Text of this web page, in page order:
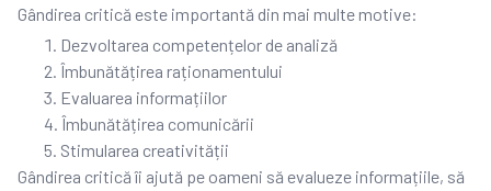
Gândirea critică este importantă din mai multe motive:
Dezvoltarea competențelor de analiză
Îmbunătățirea raționamentului
Evaluarea informațiilor
Îmbunătățirea comunicării
Stimularea creativității
Gândirea critică îi ajută pe oameni să evalueze informațiile, să